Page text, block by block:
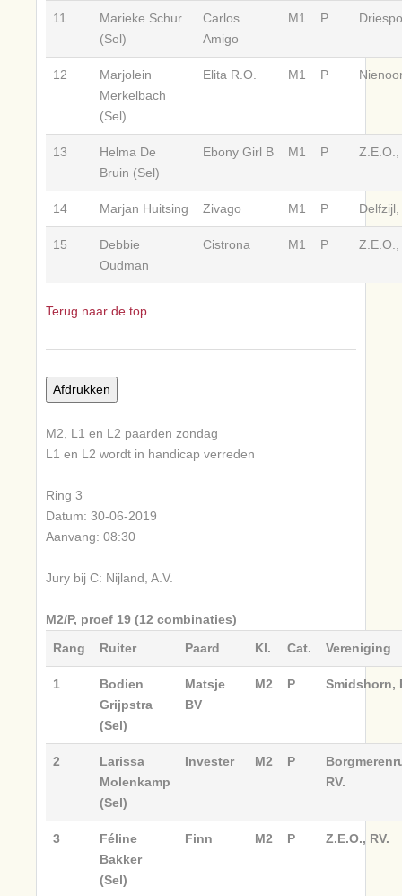
11
Marieke Schur
(Sel)
Carlos
Amigo
M1 P
12
Marjolein
Merkelbach
(Sel)
Elita R.O. M1 P
13
Helma De
Bruin (Sel)
Ebony Girl B M1 P Z.E.O.,
14 Marjan Huitsing Zivago M1 P Delfzijl,
15
Debbie
Oudman
Cistrona M1 P Z.E.O.,
Terug naar de top
M2, L1 en L2 paarden zondag
L1 en L2 wordt in handicap verreden
Ring 3
Datum: 30-06-2019
Aanvang: 08:30
Jury bij C: Nijland, A.V.
M2/P, proef 19 (12 combinaties)
Rang
Ruiter Paard Kl. Cat. Vereniging
1
Bodien
Grijpstra
(Sel)
Matsje
BV
M2 P Smidshorn,
2
Larissa
Molenkamp
(Sel)
Invester M2 P
RV.
3
Féline
Bakker
(Sel)
Finn M2 P Z.E.O., RV.